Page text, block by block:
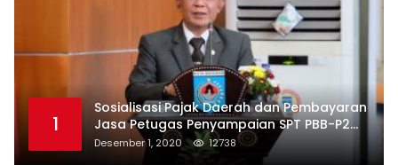
1
Sosialisasi Pajak Daerah dan Pembayaran
Jasa Petugas Penyampaian SPT PBB-P2
Kota Mataram
Desember 1, 2020 12738